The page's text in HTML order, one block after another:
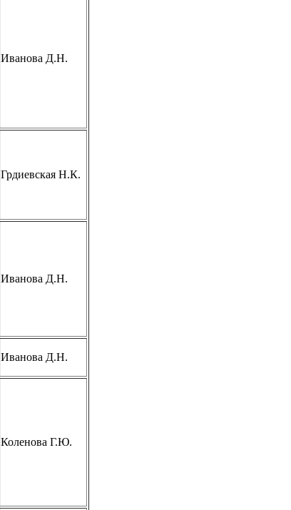
Иванова Д.Н.
Грдиевская Н.К.
Иванова Д.Н.
Иванова Д.Н.
Коленова Г.Ю.